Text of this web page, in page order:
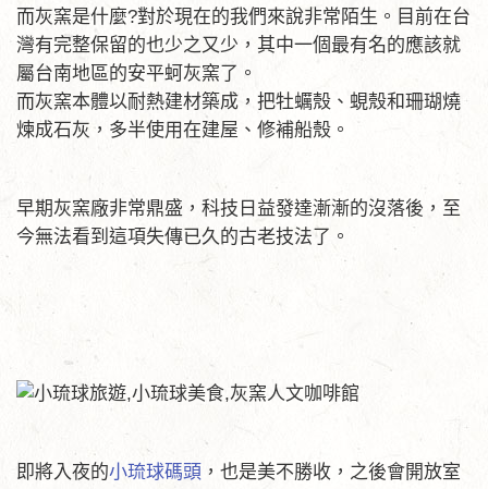
而灰窯是什麼?對於現在的我們來說非常陌生。目前在台
灣有完整保留的也少之又少，其中一個最有名的應該就
屬台南地區的安平蚵灰窯了。
而灰窯本體以耐熱建材築成，把牡蠣殼、蜆殼和珊瑚燒
煉成石灰，多半使用在建屋、修補船殼。
早期灰窯廠非常鼎盛，科技日益發達漸漸的沒落後，至
今無法看到這項失傳已久的古老技法了。
即將入夜的小琉球碼頭 ，也是美不勝收，之後會開放室